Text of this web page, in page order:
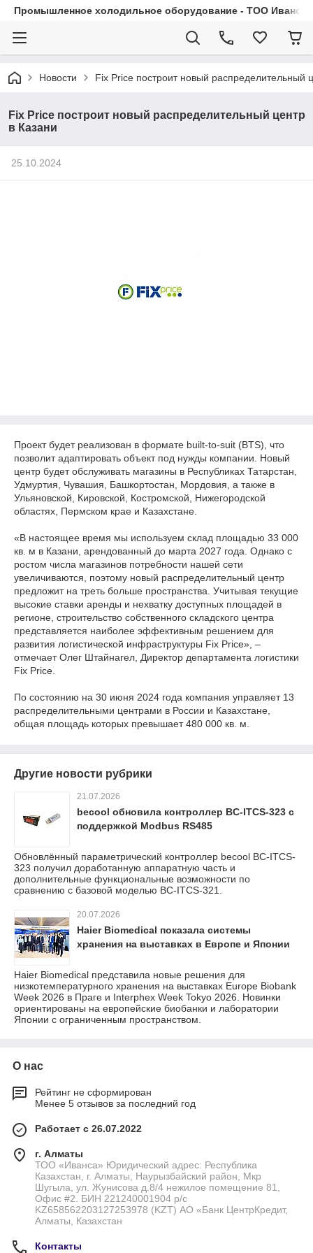
Промышленное холодильное оборудование - ТОО
Новости Fix Price построит новый распределительный
Fix Price построит новый распределительный центр
в Казани
25.10.2024
Проект будет реализован в формате built-to-suit (BTS), что
позволит адаптировать объект под нужды компании. Новый
центр будет обслуживать магазины в Республиках Татарстан,
Удмуртия, Чувашия, Башкортостан, Мордовия, а также в
Ульяновской, Кировской, Костромской, Нижегородской
областях, Пермском крае и Казахстане.
«В настоящее время мы используем склад площадью 33 000
кв. м в Казани, арендованный до марта 2027 года. Однако с
ростом числа магазинов потребности нашей сети
увеличиваются, поэтому новый распределительный центр
предложит на треть больше пространства. Учитывая текущие
высокие ставки аренды и нехватку доступных площадей в
регионе, строительство собственного складского центра
представляется наиболее эффективным решением для
развития логистической инфраструктуры Fix Price», –
отмечает Олег Штайнагел, Директор департамента логистики
Fix Price.
По состоянию на 30 июня 2024 года компания управляет 13
распределительными центрами в России и Казахстане,
общая площадь которых превышает 480 000 кв. м.
Другие новости рубрики
21.07.2026
becool обновила контроллер BC-ITCS-323 с
поддержкой Modbus RS485
Обновлённый параметрический контроллер becool BC-ITCS-
323 получил доработанную аппаратную часть и
дополнительные функциональные возможности по
сравнению с базовой моделью BC-ITCS-321.
20.07.2026
Haier Biomedical показала системы
хранения на выставках в Европе и Японии
Haier Biomedical представила новые решения для
низкотемпературного хранения на выставках Europe Biobank
Week 2026 в Праге и Interphex Week Tokyo 2026. Новинки
ориентированы на европейские биобанки и лаборатории
Японии с ограниченным пространством.
О нас
Рейтинг не сформирован
Менее 5 отзывов за последний год
Работает с 26.07.2022
г. Алматы
ТОО «Иванса» Юридический адрес: Республика
Казахстан, г. Алматы, Наурызбайский район, Мкр
Шугыла, ул. Жунисова д.8/4 нежилое помещение 81,
Офис #2. БИН 221240001904 р/с
KZ658562203127253978 (KZT) АО «Банк ЦентрКредит,
Алматы, Казахстан
Контакты